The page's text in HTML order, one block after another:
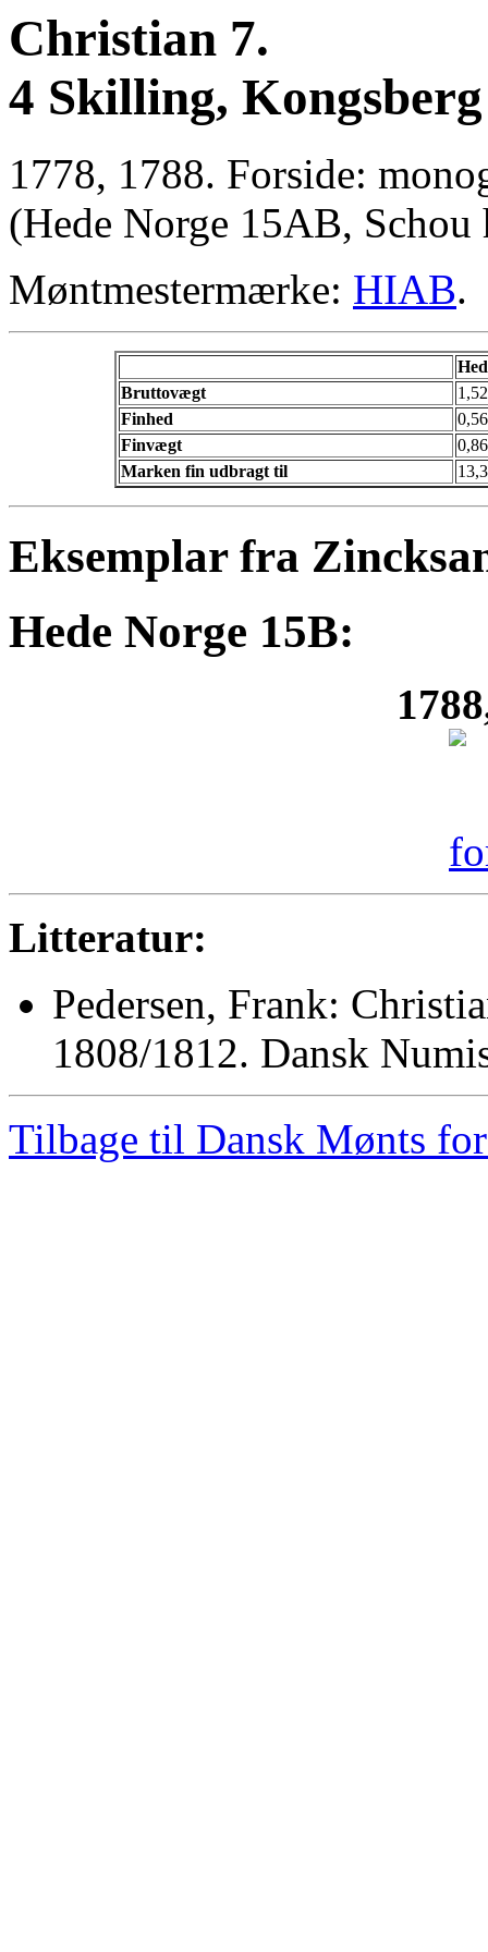
Christian 7.
4 Skilling, Kongsberg
1778, 1788. Forside:
(Hede Norge 15AB,
Møntmestermærke: HIAB.
Bruttovægt
Finhed
Finvægt
Marken fin udbragt til
Eksemplar fra
Hede Norge 15B:
Litteratur:
Pedersen, Frank:
1808/1812. Dansk
Tilbage til Dansk Mønts